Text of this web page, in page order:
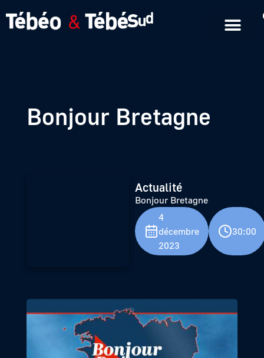
Bonjour Bretagne
Actualité
Bonjour Bretagne
4
décembre
2023
30:00